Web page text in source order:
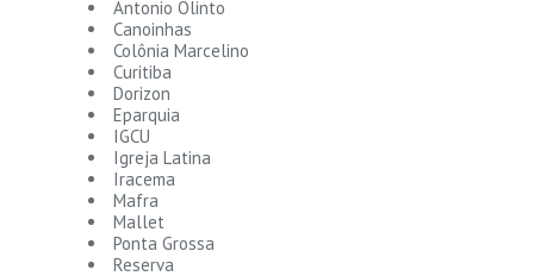
Antonio Olinto
Canoinhas
Colônia Marcelino
Curitiba
Dorizon
Eparquia
IGCU
Igreja Latina
Iracema
Mafra
Mallet
Ponta Grossa
Reserva